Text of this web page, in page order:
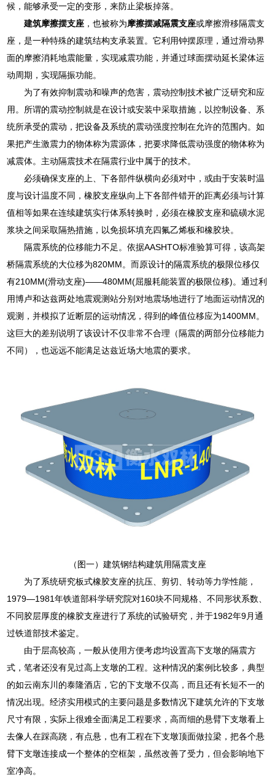
候，能够承受一定的变形，来防止梁板掉落。
建筑摩擦摆支座 ，也被称为摩擦摆减隔震支座或摩擦滑移隔震支
座，是一种特殊的建筑结构支承装置。它利用钟摆原理，通过滑动界
面的摩擦消耗地震能量，实现减震功能，并通过球面摆动延长梁体运
动周期，实现隔振功能。
为了有效抑制震动和噪声的危害，震动控制技术被广泛研究和应
用。所谓的震动控制就是在设计或安装中采取措施，以控制设备、系
统所承受的震动，把设备及系统的震动强度控制在允许的范围内。如
果把产生激震力的物体称为震源体，把要求降低震动强度的物体称为
减震体。主动隔震技术在隔震行业中属于的技术。
必须确保支座的上、下各部件纵横向必须对中，或由于安装时温
度与设计温度不同，橡胶支座纵向上下各部件错开的距离必须与计算
值相等如果在连续建筑实行体系转换时，必须在橡胶支座和硫磺水泥
浆块之间采取隔热措施，以免损坏填充四氟乙烯板和橡胶块。
隔震系统的位移能力不足。依据AASHTO标准验算可得，该高架
桥隔震系统的大位移为820MM。而原设计的隔震系统的极限位移仅
有210MM(滑动支座)——480MM(屈服耗能装置的极限位移)。通过利
用博卢和达兹两处地震观测站分别对地震场地进行了地面运动情况的
观测，并模拟了近断层的运动情况，得到的峰值位移应为1400MM。
这巨大的差别说明了该设计不仅非常不合理（隔震的两部分位移能力
不同），也远远不能满足达兹近场大地震的要求。
（图一）建筑钢结构建筑用隔震支座
为了系统研究板式橡胶支座的抗压、剪切、转动等力学性能，
1979—1981年铁道部科学研究院对160块不同规格、不同形状系数、
不同胶层厚度的橡胶支座进行了系统的试验研究，并于1982年9月通
过铁道部技术鉴定。
由于层高较高，一般从使用方便考虑均设置高下支墩的隔震方
式，笔者还没有见过高上支墩的工程。这种情况的案例比较多，典型
的如云南东川的泰隆酒店，它的下支墩不仅高，而且还有长短不一的
情况出现。经济实用模式的主要问题是多数情况下建筑允许的下支墩
尺寸有限，实际上很难全面满足工程要求，高而细的悬臂下支墩看上
去像人在踩高跷，有点悬，也有工程在下支墩顶面做拉梁，把各个悬
臂下支墩连接成一个整体的空框架，虽然改善了受力，但会影响地下
室净高。